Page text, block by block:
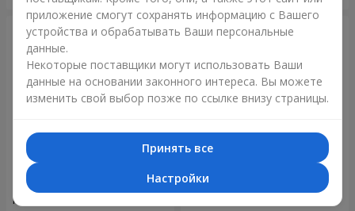
Композиция "Нежное
прикосновение"
Букет "Розовый вкус
приложение смогут сохранять информацию с Вашего
устройства и обрабатывать Ваши персональные
данные.
Некоторые поставщики могут использовать Ваши
данные на основании законного интереса. Вы можете
изменить свой выбор позже по ссылке внизу страницы.
Принять все
Настройки